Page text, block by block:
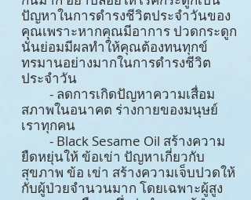
ปัญหาในการดำรงชีวิตประจำวันของ
คุณเพราะหากคุณมีอาการ ปวดกระดูก
นั่นย่อมมีผลทำให้คุณต้องทนทุกข์
ทรมานอย่างมากในการดำรงชีวิต
ประจำวัน
- ลดการเกิดปัญหาความเสื่อม
สภาพในอนาคต ร่างกายของมนุษย์
เราทุกคน
- Black Sesame Oil สร้างความ
ยืดหยุ่นให้ ข้อเข่า ปัญหาเกี่ยวกับ
สุขภาพ ข้อ เข่า สร้างความเจ็บปวดให้
กับผู้ป่วยจำนวนมาก โดยเฉพาะผู้สูง